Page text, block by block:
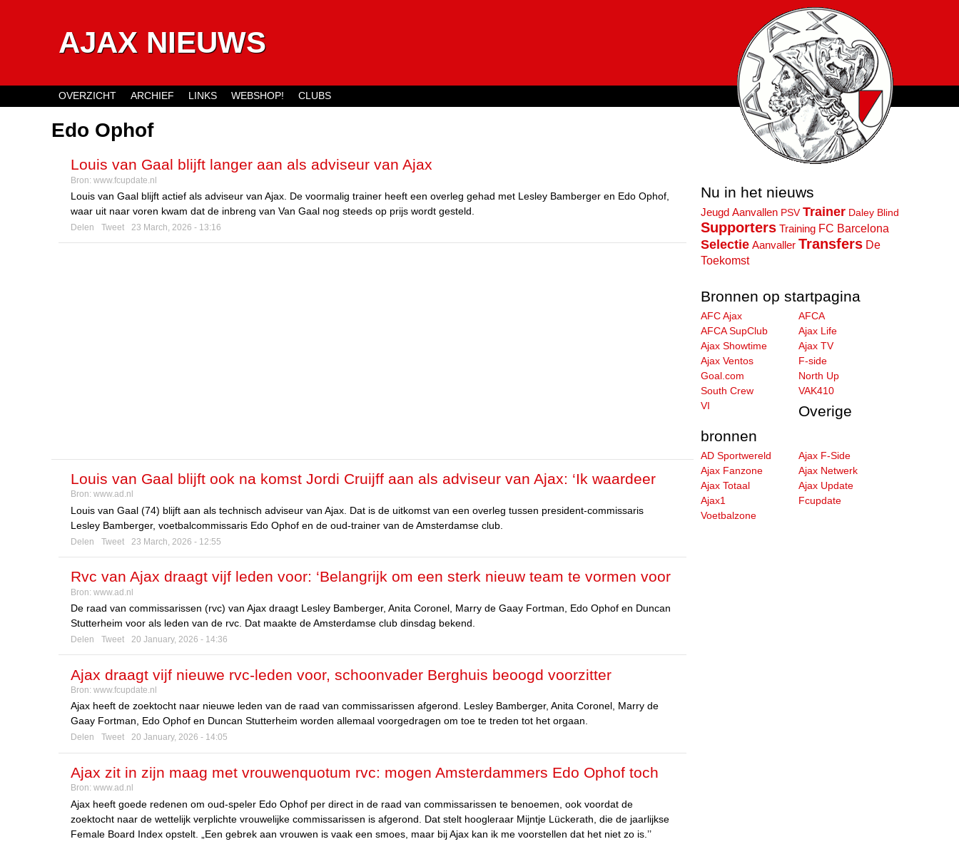
AJAX NIEUWS
Edo Ophof
Louis van Gaal blijft langer aan als adviseur van Ajax
Bron: www.fcupdate.nl
Louis van Gaal blijft actief als adviseur van Ajax. De voormalig trainer heeft een overleg gehad met Lesley Bamberger en Edo Ophof,
waar uit naar voren kwam dat de inbreng van Van Gaal nog steeds op prijs wordt gesteld.
Delen Tweet 23 March, 2026 - 13:16
Louis van Gaal blijft ook na komst Jordi Cruijff aan als adviseur van Ajax: ‘Ik waardeer
zijn mening’
Bron: www.ad.nl
Louis van Gaal (74) blijft aan als technisch adviseur van Ajax. Dat is de uitkomst van een overleg tussen president-commissaris
Lesley Bamberger, voetbalcommissaris Edo Ophof en de oud-trainer van de Amsterdamse club.
Delen Tweet 23 March, 2026 - 12:55
Rvc van Ajax draagt vijf leden voor: ‘Belangrijk om een sterk nieuw team te vormen voor
de toekomst’
Bron: www.ad.nl
De raad van commissarissen (rvc) van Ajax draagt Lesley Bamberger, Anita Coronel, Marry de Gaay Fortman, Edo Ophof en Duncan
Stutterheim voor als leden van de rvc. Dat maakte de Amsterdamse club dinsdag bekend.
Delen Tweet 20 January, 2026 - 14:36
Ajax draagt vijf nieuwe rvc-leden voor, schoonvader Berghuis beoogd voorzitter
Bron: www.fcupdate.nl
Ajax heeft de zoektocht naar nieuwe leden van de raad van commissarissen afgerond. Lesley Bamberger, Anita Coronel, Marry de
Gaay Fortman, Edo Ophof en Duncan Stutterheim worden allemaal voorgedragen om toe te treden tot het orgaan.
Delen Tweet 20 January, 2026 - 14:05
Ajax zit in zijn maag met vrouwenquotum rvc: mogen Amsterdammers Edo Ophof toch
benoemen?
Bron: www.ad.nl
Ajax heeft goede redenen om oud-speler Edo Ophof per direct in de raad van commissarissen te benoemen, ook voordat de
zoektocht naar de wettelijk verplichte vrouwelijke commissarissen is afgerond. Dat stelt hoogleraar Mijntje Lückerath, die de jaarlijkse
Female Board Index opstelt. „Een gebrek aan vrouwen is vaak een smoes, maar bij Ajax kan ik me voorstellen dat het niet zo is.’’
OVERZICHT ARCHIEF LINKS WEBSHOP! CLUBS
Nu in het nieuws
Jeugd Aanvallen PSV Trainer Daley Blind
Supporters Training FC Barcelona
Selectie Aanvaller Transfers De
Toekomst
Bronnen op startpagina
AFC Ajax
AFCA
AFCA SupClub
Ajax Life
Ajax Showtime
Ajax TV
Ajax Ventos
F-side
Goal.com
North Up
South Crew
VAK410
VI
Overige
bronnen
AD Sportwereld
Ajax F-Side
Ajax Fanzone
Ajax Netwerk
Ajax Totaal
Ajax Update
Ajax1
Fcupdate
Voetbalzone